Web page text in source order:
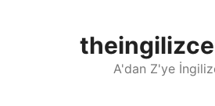
A'dan Z'ye